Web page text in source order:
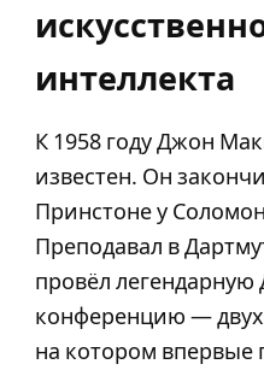
интеллекта
К 1958 году Джон
известен. Он
Принстоне у
Преподавал в
провёл легендарную
конференцию —
на котором впервые